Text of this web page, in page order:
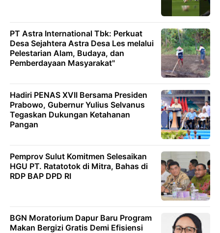
PT Astra International Tbk: Perkuat
Desa Sejahtera Astra Desa Les melalui
Pelestarian Alam, Budaya, dan
Pemberdayaan Masyarakat"
Hadiri PENAS XVII Bersama Presiden
Prabowo, Gubernur Yulius Selvanus
Tegaskan Dukungan Ketahanan
Pangan
Pemprov Sulut Komitmen Selesaikan
HGU PT. Ratatotok di Mitra, Bahas di
RDP BAP DPD RI
BGN Moratorium Dapur Baru Program
Makan Bergizi Gratis Demi Efisiensi